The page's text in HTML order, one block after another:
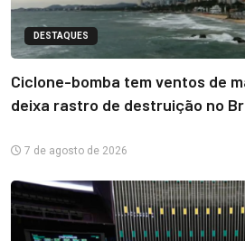
DESTAQUES
Ciclone-bomba tem ventos de
deixa rastro de destruição no
7 de agosto de 2026